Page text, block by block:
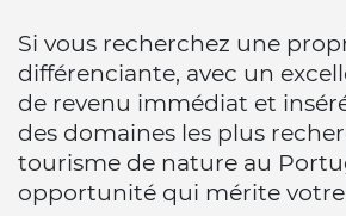
Si vous recherchez une
différenciante, avec un
de revenu immédiat et
des domaines les plus
tourisme de nature au
opportunité qui mérite